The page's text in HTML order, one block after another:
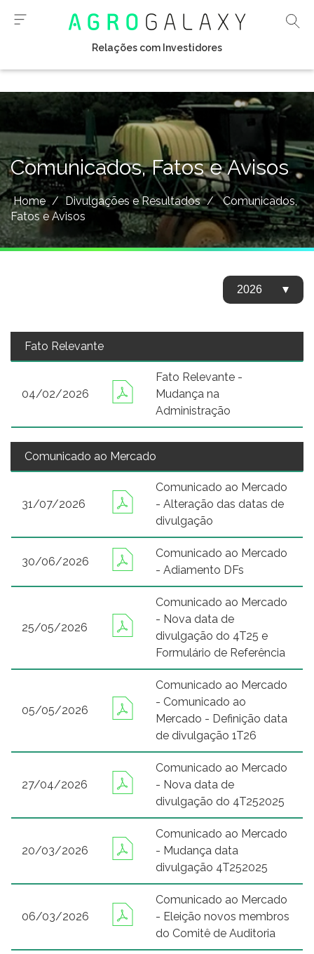
Relações com Investidores
Comunicados, Fatos e Avisos
Home / Divulgações e Resultados / Comunicados,
Fatos e Avisos
Fato Relevante
04/02/2026
Fato Relevante -
Mudança na
Administração
Comunicado ao Mercado
31/07/2026
Comunicado ao Mercado
- Alteração das datas de
divulgação
30/06/2026
Comunicado ao Mercado
- Adiamento DFs
25/05/2026
Comunicado ao Mercado
- Nova data de
divulgação do 4T25 e
Formulário de Referência
05/05/2026
Comunicado ao Mercado
- Comunicado ao
Mercado - Definição data
de divulgação 1T26
27/04/2026
Comunicado ao Mercado
- Nova data de
divulgação do 4T252025
20/03/2026
Comunicado ao Mercado
- Mudança data
divulgação 4T252025
06/03/2026
Comunicado ao Mercado
- Eleição novos membros
do Comitê de Auditoria